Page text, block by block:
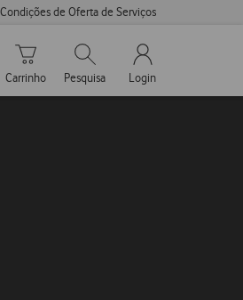
Condições de Oferta de Serviços
Carrinho de compras
Carrinho
Pesquisar
Pesquisa
My Vodafone
Login